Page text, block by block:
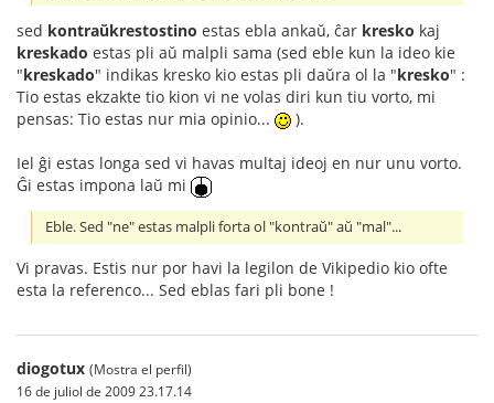
sed kontraŭkrestostino estas ebla ankaŭ, ĉar kresko kaj
kreskado estas pli aŭ malpli sama (sed eble kun la ideo kie
"kreskado" indikas kresko kio estas pli daŭra ol la "kresko" :
Tio estas ekzakte tio kion vi ne volas diri kun tiu vorto, mi
pensas: Tio estas nur mia opinio...
).
Iel ĝi estas longa sed vi havas multaj ideoj en nur unu vorto.
Ĝi estas impona laŭ mi
Eble. Sed "ne" estas malpli forta ol "kontraŭ" aŭ "mal"...
Vi pravas. Estis nur por havi la legilon de Vikipedio kio ofte
esta la referenco... Sed eblas fari pli bone !
diogotux (Mostra el perfil)
16 de juliol de 2009 23.17.14